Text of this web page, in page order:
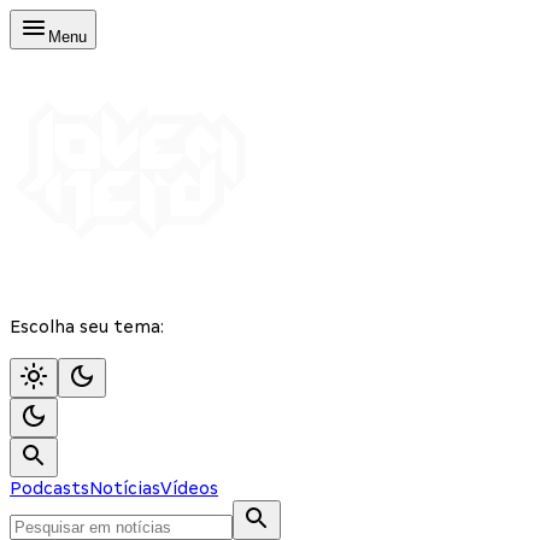
Menu
Escolha seu tema:
PodcastsNotíciasVídeos